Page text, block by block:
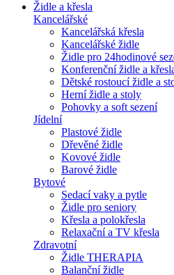
Židle a křesla
Kancelářské
Kancelářská křesla
Kancelářské židle
Židle pro 24hodinové
Konferenční židle a
Dětské rostoucí židle a
Herní židle a stoly
Pohovky a soft sezení
Jídelní
Plastové židle
Dřevěné židle
Kovové židle
Barové židle
Bytové
Sedací vaky a pytle
Židle pro seniory
Křesla a polokřesla
Relaxační a TV křesla
Zdravotní
Židle THERAPIA
Balanční židle